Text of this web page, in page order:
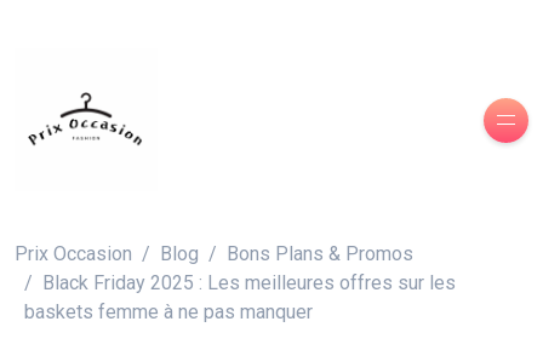
Prix Occasion Blog
Bons Plans & Promos
Black Friday 2025 : Les meilleures offres sur les
baskets femme à ne pas manquer